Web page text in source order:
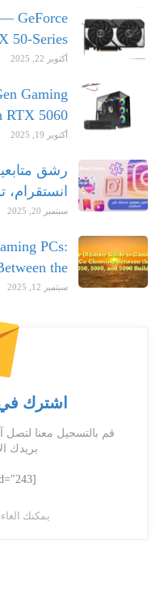
GeForce
50-Series…
أكتوبر 22, 2025
Gaming
5060…
أكتوبر 19, 2025
رشق
انستقرام،
سبتمبر 20, 2025
PCs:
the…
سبتمبر 12, 2025
اشترك في
قم بالتسجيل معنا لتصل
بريدك
[mc4wp_form id="243"]
يمكنك